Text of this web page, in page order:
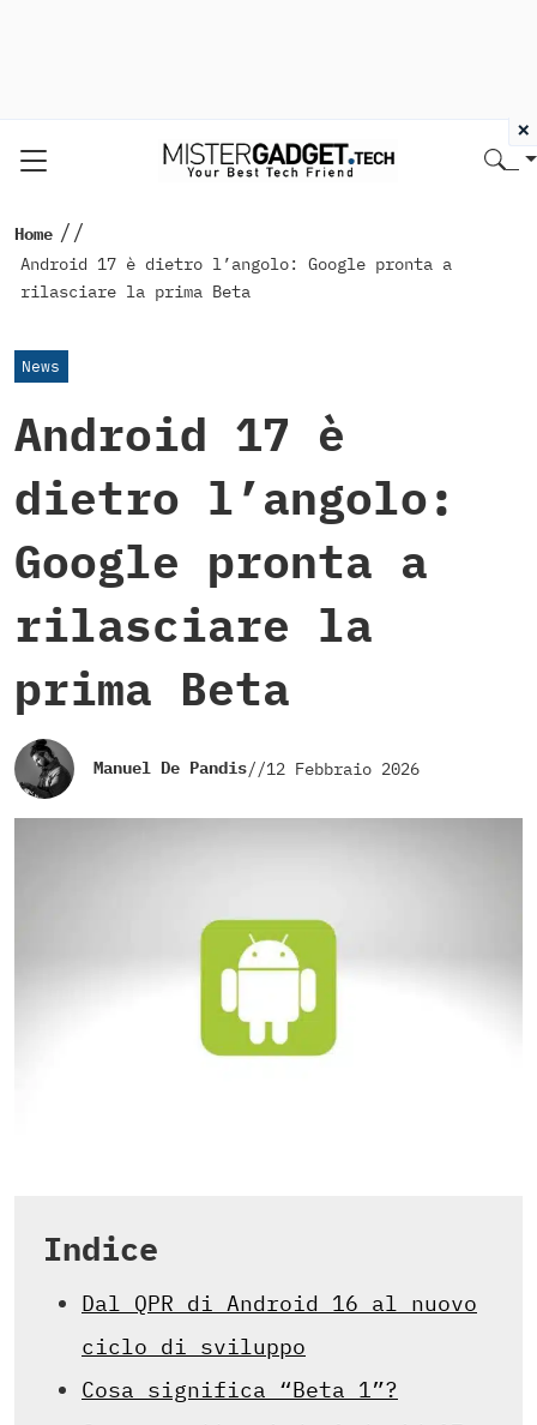
Home //
Android 17 è dietro l’angolo: Google pronta a
rilasciare la prima Beta
News
Android 17 è
dietro l’angolo:
Google pronta a
rilasciare la
prima Beta
Manuel De Pandis//12 Febbraio 2026
Indice
Dal QPR di Android 16 al nuovo
ciclo di sviluppo
Cosa significa “Beta 1”?
×